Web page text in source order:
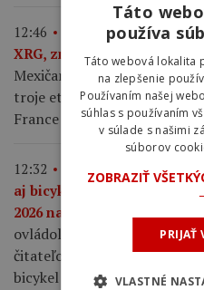
12:46
Isaac del Toro
XRG, zmluvu predĺžil až do
Mexičan má za sebou
troje etapové preteky a pri
France obsadil celkové
12:32
Pogačar,
aj bicykel Shimano. Týchto
2026 najviac zaujalo
ovládol Tour de France po
čitateľov zaujal ešte viac
bicykel Shimano.
Táto
používa
Táto webová lokalita
na zlepšenie
Používaním našej
súhlas s používaním
v súlade s našimi
súborov
ZOBRAZIŤ
PRIJAŤ
VLASTNÉ